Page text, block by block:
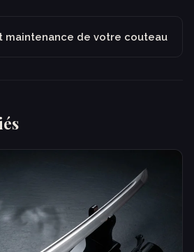
maintenance de votre couteau